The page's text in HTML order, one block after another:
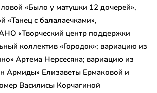
«Было у матушки 12 дочерей»,
«Танец с балалаечками»,
«Творческий центр поддержки
коллектив «Городок»; вариацию из
Артема Нерсесяна; вариацию из
Армиды» Елизаветы Ермаковой и
Василисы Корчагиной